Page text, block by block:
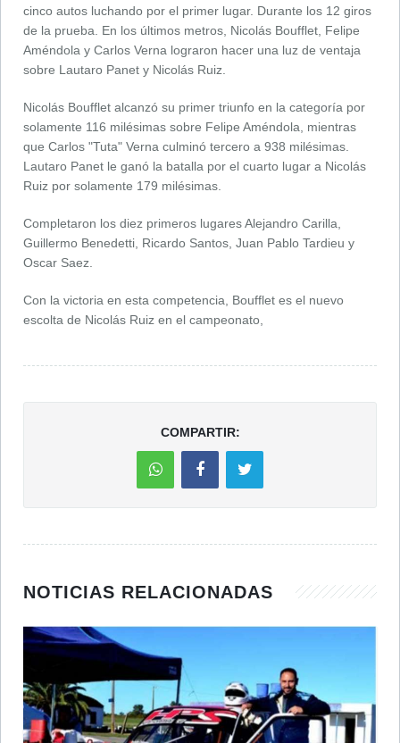
cinco autos luchando por el primer lugar. Durante los 12 giros
de la prueba. En los últimos metros, Nicolás Boufflet, Felipe
Améndola y Carlos Verna lograron hacer una luz de ventaja
sobre Lautaro Panet y Nicolás Ruiz.
Nicolás Boufflet alcanzó su primer triunfo en la categoría por
solamente 116 milésimas sobre Felipe Améndola, mientras
que Carlos "Tuta" Verna culminó tercero a 938 milésimas.
Lautaro Panet le ganó la batalla por el cuarto lugar a Nicolás
Ruiz por solamente 179 milésimas.
Completaron los diez primeros lugares Alejandro Carilla,
Guillermo Benedetti, Ricardo Santos, Juan Pablo Tardieu y
Oscar Saez.
Con la victoria en esta competencia, Boufflet es el nuevo
escolta de Nicolás Ruiz en el campeonato,
COMPARTIR:
NOTICIAS RELACIONADAS